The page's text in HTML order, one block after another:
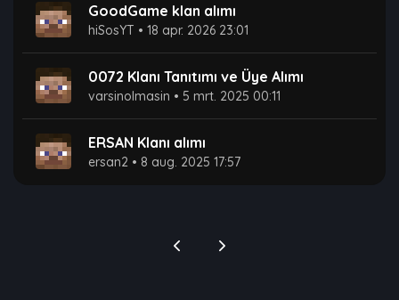
GoodGame klan alımı
hiSosYT • 18 apr. 2026 23:01
0072 Klanı Tanıtımı ve Üye Alımı
varsinolmasin • 5 mrt. 2025 00:11
ERSAN Klanı alımı
ersan2 • 8 aug. 2025 17:57